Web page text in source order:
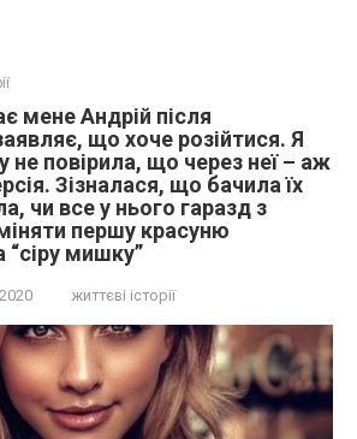
мене Андрій після
що хоче розійтися. Я
не повірила, що через неї – аж
Зізналася, що бачила їх
чи все у нього гаразд з
першу красуню
“сіру мишку”
життєві історії